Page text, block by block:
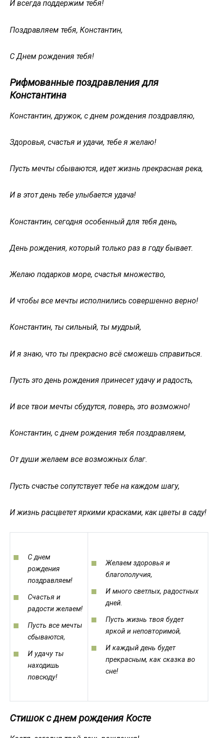
И всегда поддержим тебя!
Поздравляем тебя, Константин,
С Днем рождения тебя!
Рифмованные поздравления для
Константина
Константин, дружок, с днем рождения поздравляю,
Здоровья, счастья и удачи, тебе я желаю!
Пусть мечты сбываются, идет жизнь прекрасная река,
И в этот день тебе улыбается удача!
Константин, сегодня особенный для тебя день,
День рождения, который только раз в году бывает.
Желаю подарков море, счастья множество,
И чтобы все мечты исполнились совершенно верно!
Константин, ты сильный, ты мудрый,
И я знаю, что ты прекрасно всё сможешь справиться.
Пусть это день рождения принесет удачу и радость,
И все твои мечты сбудутся, поверь, это возможно!
Константин, с днем рождения тебя поздравляем,
От души желаем все возможных благ.
Пусть счастье сопутствует тебе на каждом шагу,
И жизнь расцветет яркими красками, как цветы в саду!
С днем
рождения
поздравляем!
Счастья и
радости желаем!
Пусть все мечты
сбываются,
И удачу ты
находишь
повсюду!
Желаем здоровья и
благополучия,
И много светлых, радостных
дней.
Пусть жизнь твоя будет
яркой и неповторимой,
И каждый день будет
прекрасным, как сказка во
сне!
Стишок с днем рождения Косте